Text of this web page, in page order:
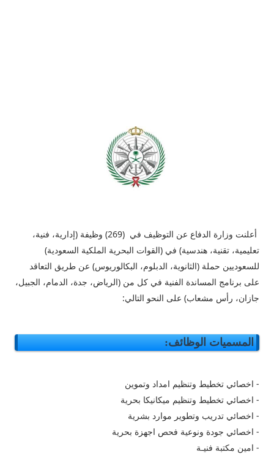
أعلنت وزارة الدفاع عن التوظيف في (269) وظيفة (إدارية، فنية،
تعليمية، تقنية، هندسية) في (القوات البحرية الملكية السعودية)
للسعوديين حملة (الثانوية، الدبلوم، البكالوريوس) عن طريق التعاقد
على برنامج المساندة الفنية في كل من (الرياض، جدة، الدمام، الجبيل،
جازان، رأس مشعاب) على النحو التالي:
المسميات الوظائف:
- اخصائي تخطيط وتنظيم امداد وتموين
- اخصائي تخطيط وتنظيم ميكانيكا بحرية
- اخصائي تدريب وتطوير موارد بشرية
- اخصائي جودة ونوعية فحص​ اجهزة بحرية
- امين مكتبة فنيـة